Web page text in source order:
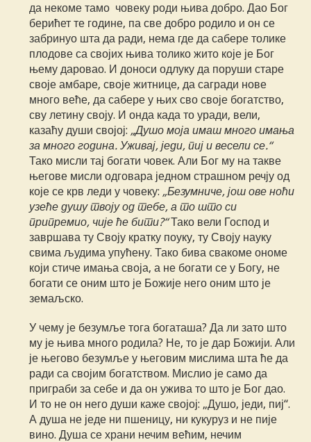
да некоме тамо човеку роди њива добро. Дао Бог
берићет те године, па све добро родило и он се
забринуо шта да ради, нема где да сабере толике
плодове са својих њива толико жито које је Бог
њему даровао. И доноси одлуку да поруши старе
своје амбаре, своје житнице, да сагради нове
много веће, да сабере у њих сво своје богатство,
сву летину своју. И онда када то уради, вели,
казаћу души својој: „Душо моја имаш много имања
за много година. Уживај, једи, пиј и весели се.“
Тако мисли тај богати човек. Али Бог му на такве
његове мисли одговара једном страшном речју од
које се крв леди у човеку: „Безумниче, још ове ноћи
узеће душу твоју од тебе, а то што си
припремио, чије ће бити?“Тако вели Господ и
завршава ту Своју кратку поуку, ту Своју науку
свима људима упућену. Тако бива свакоме ономе
који стиче имања своја, а не богати се у Богу, не
богати се оним што је Божије него оним што је
земаљско.
У чему је безумље тога богаташа? Да ли зато што
му је њива много родила? Не, то је дар Божији. Али
је његово безумље у његовим мислима шта ће да
ради са својим богатством. Мислио је само да
приграби за себе и да он ужива то што је Бог дао.
И то не он него души каже својој: „Душо, једи, пиј“.
А душа не једе ни пшеницу, ни кукуруз и не пије
вино. Душа се храни нечим већим, нечим